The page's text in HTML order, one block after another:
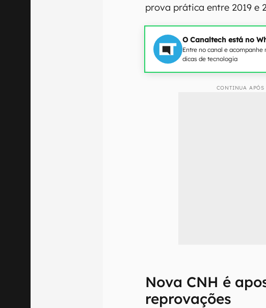
prova prática entre 2019 e
O Canaltech está no
Entre no canal e acompanhe
dicas de tecnologia
CONTINUA
Nova CNH é
reprovações